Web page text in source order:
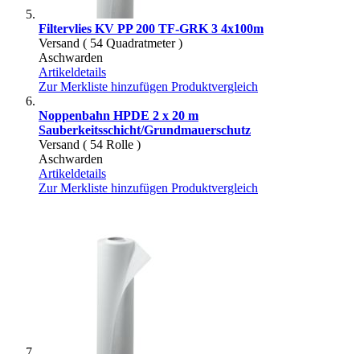
Filtervlies KV PP 200 TF-GRK 3 4x100m
Versand ( 54 Quadratmeter )
Aschwarden
Artikeldetails
Zur Merkliste hinzufügen Produktvergleich
Noppenbahn HPDE 2 x 20 m
Sauberkeitsschicht/Grundmauerschutz
Versand ( 54 Rolle )
Aschwarden
Artikeldetails
Zur Merkliste hinzufügen Produktvergleich